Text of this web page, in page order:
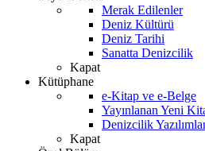
Merak Edilenler
Deniz Kültürü
Deniz Tarihi
Sanatta Denizcilik
Kapat
Kütüphane
e-Kitap ve e-Belge
Yayınlanan Yeni
Denizcilik
Kapat